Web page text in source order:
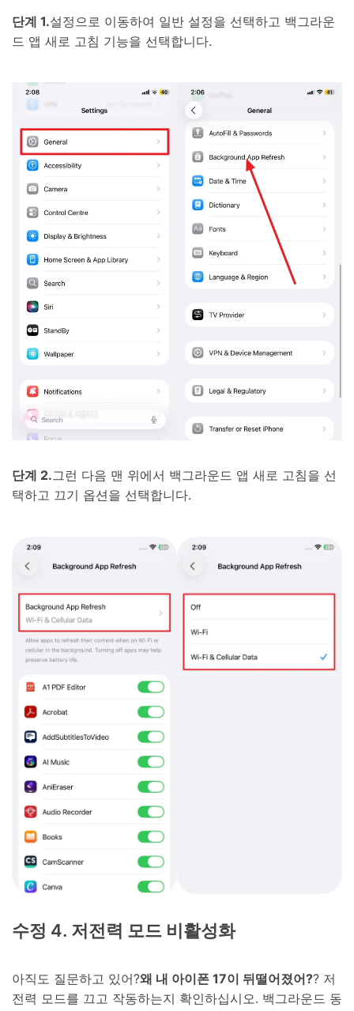
단계 1.설정으로 이동하여 일반 설정을 선택하고 백그라운
드 앱 새로 고침 기능을 선택합니다.
단계 2.그런 다음 맨 위에서 백그라운드 앱 새로 고침을 선
택하고 끄기 옵션을 선택합니다.
수정 4. 저전력 모드 비활성화
아직도 질문하고 있어?왜 내 아이폰 17이 뒤떨어졌어?? 저
전력 모드를 끄고 작동하는지 확인하십시오. 백그라운드 동